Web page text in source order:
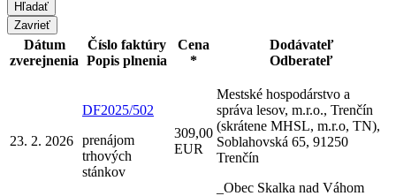
Zavrieť
Dátum
zverejnenia
Číslo faktúry
Popis plnenia
Cena
*
Dodávateľ
Odberateľ
23. 2. 2026
DF2025/502
prenájom
trhových
stánkov
309,00
EUR
Mestské hospodárstvo a
správa lesov, m.r.o., Trenčín
(skrátene MHSL, m.r.o, TN),
Soblahovská 65, 91250
Trenčín
_Obec Skalka nad Váhom